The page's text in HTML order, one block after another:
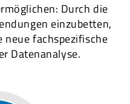
Durch die
einzubetten,
neue fachspezifische
Datenanalyse.